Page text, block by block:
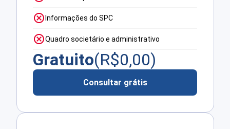
Informações do SPC
Quadro societário e administrativo
Gratuito(R$0,00)
Consultar grátis